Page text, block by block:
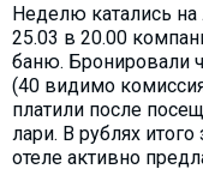
Неделю катались
25.03 в 20.00
баню. Бронировали
(40 видимо
платили после
лари. В рублях
отеле активно